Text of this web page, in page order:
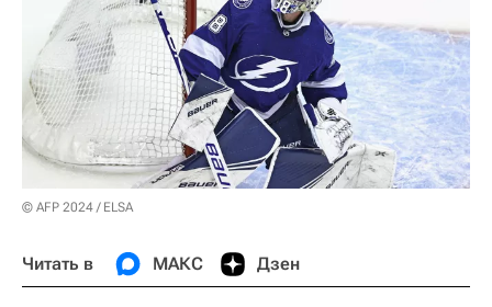
© AFP 2024 / ELSA
Читать в МАКС Дзен